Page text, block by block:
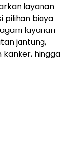
layanan
pilihan biaya
layanan
jantung,
kanker, hingga